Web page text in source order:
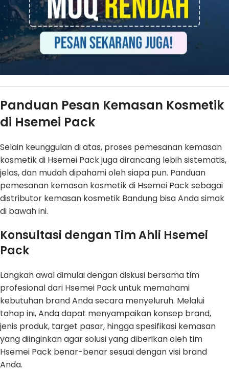
Panduan Pesan Kemasan Kosmetik
di Hsemei Pack
Selain keunggulan di atas, proses pemesanan kemasan
kosmetik di Hsemei Pack juga dirancang lebih sistematis,
jelas, dan mudah dipahami oleh siapa pun. Panduan
pemesanan kemasan kosmetik di Hsemei Pack sebagai
distributor kemasan kosmetik Bandung bisa Anda simak
di bawah ini.
Konsultasi dengan Tim Ahli Hsemei
Pack
Langkah awal dimulai dengan diskusi bersama tim
profesional dari Hsemei Pack untuk memahami
kebutuhan brand Anda secara menyeluruh. Melalui
tahap ini, Anda dapat menyampaikan konsep brand,
jenis produk, target pasar, hingga spesifikasi kemasan
yang diinginkan agar solusi yang diberikan oleh tim
Hsemei Pack benar-benar sesuai dengan visi brand
Anda.